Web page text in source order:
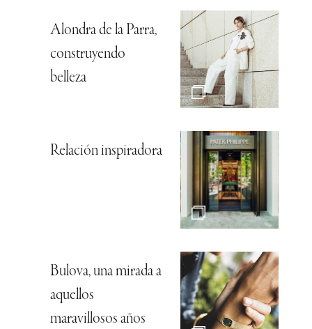
Alondra de la Parra,
construyendo
belleza
Relación inspiradora
Bulova, una mirada a
aquellos
maravillosos años